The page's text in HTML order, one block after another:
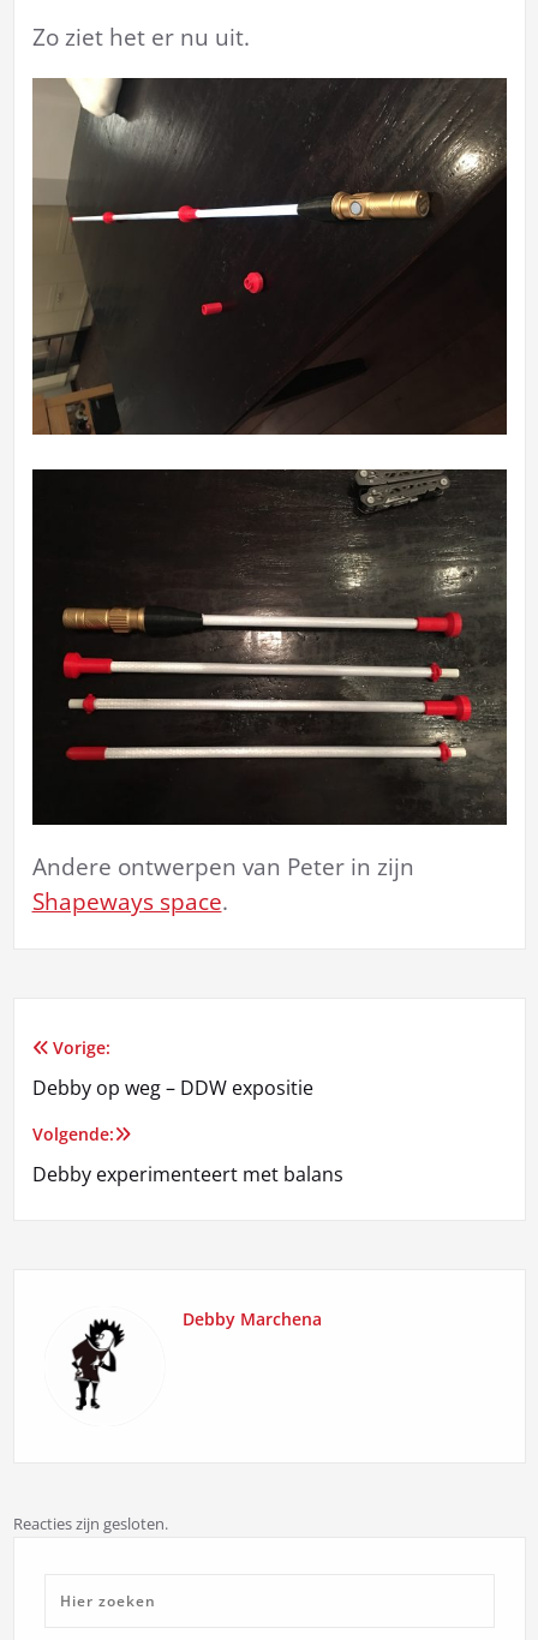
Zo ziet het er nu uit.
Andere ontwerpen van Peter in zijn
Shapeways space.
Bericht
navigatie
Vorige:
Debby op weg – DDW expositie
Volgende:
Debby experimenteert met balans
Debby Marchena
Reacties zijn gesloten.